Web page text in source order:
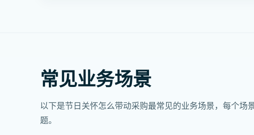
常见业务场景
以下是节日关怀怎么带动采购最常见的业务场景，每个
题。